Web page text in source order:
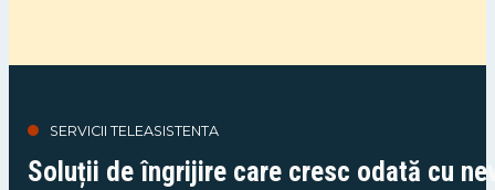
SERVICII TELEASISTENTA
Soluții de îngrijire care cresc odată cu